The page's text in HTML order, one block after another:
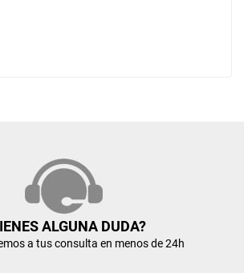
ALGUNA DUDA?
a tus consulta en menos de 24h